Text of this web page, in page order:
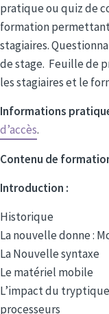
pratique ou quiz de
formation
stagiaires.
de stage. Feuille de
les stagiaires et le
Informations
d’accès.
Contenu de
Introduction :
Historique
La nouvelle donne :
La Nouvelle syntaxe
Le matériel mobile
L’impact du
processeurs